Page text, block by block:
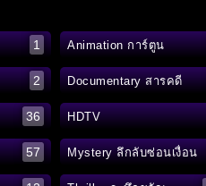
1 Animation การ์ตูน
2 Documentary สารคดี
36 HDTV
57 Mystery ลึกลับซ่อนเงื่อน